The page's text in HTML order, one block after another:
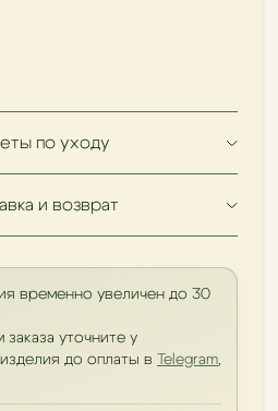
по уходу
и возврат
временно увеличен до 30
уточните у
до оплаты в
Telegram,